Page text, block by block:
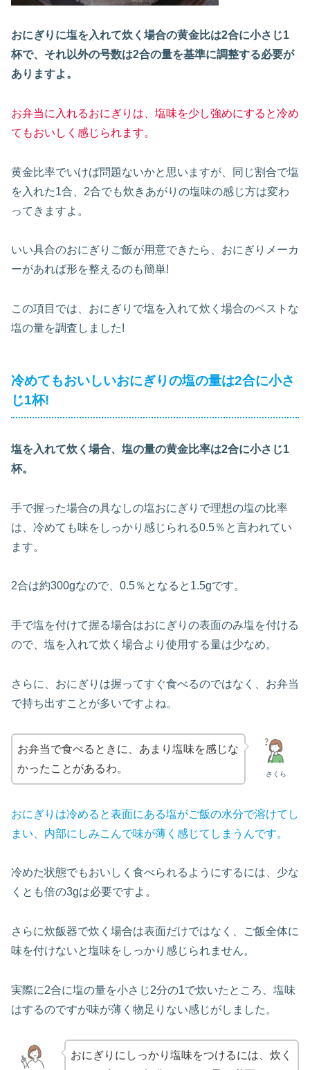
おにぎりに塩を入れて炊く場合の黄金比は2合に小さじ1
杯で、それ以外の号数は2合の量を基準に調整する必要が
ありますよ。
お弁当に入れるおにぎりは、塩味を少し強めにすると冷め
てもおいしく感じられます。
黄金比率でいけば問題ないかと思いますが、同じ割合で塩
を入れた1合、2合でも炊きあがりの塩味の感じ方は変わ
ってきますよ。
いい具合のおにぎりご飯が用意できたら、おにぎりメーカ
ーがあれば形を整えるのも簡単!
この項目では、おにぎりで塩を入れて炊く場合のベストな
塩の量を調査しました!
冷めてもおいしいおにぎりの塩の量は2合に小さ
じ1杯!
塩を入れて炊く場合、塩の量の黄金比率は2合に小さじ1
杯。
手で握った場合の具なしの塩おにぎりで理想の塩の比率
は、冷めても味をしっかり感じられる0.5％と言われてい
ます。
2合は約300gなので、0.5％となると1.5gです。
手で塩を付けて握る場合はおにぎりの表面のみ塩を付ける
ので、塩を入れて炊く場合より使用する量は少なめ。
さらに、おにぎりは握ってすぐ食べるのではなく、お弁当
で持ち出すことが多いですよね。
さくら
お弁当で食べるときに、あまり塩味を感じな
かったことがあるわ。
おにぎりは冷めると表面にある塩がご飯の水分で溶けてし
まい、内部にしみこんで味が薄く感じてしまうんです。
冷めた状態でもおいしく食べられるようにするには、少な
くとも倍の3gは必要ですよ。
さらに炊飯器で炊く場合は表面だけではなく、ご飯全体に
味を付けないと塩味をしっかり感じられません。
実際に2合に塩の量を小さじ2分の1で炊いたところ、塩味
はするのですが味が薄く物足りない感じがしました。
おにぎりにしっかり塩味をつけるには、炊く